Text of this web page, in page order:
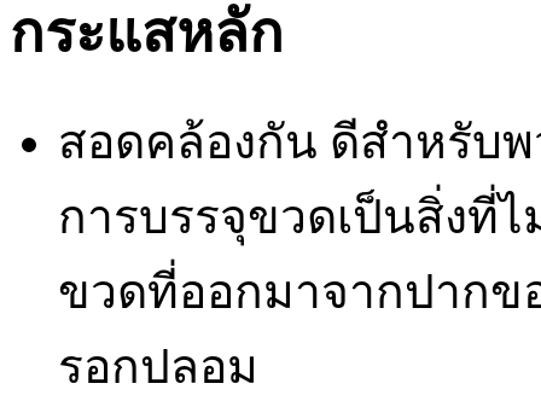
กระแสหลัก
สอดคล้องกัน ดีสำหรับ
การบรรจุขวดเป็นสิ่งที่
ขวดที่ออกมาจากปากข
รอกปลอม